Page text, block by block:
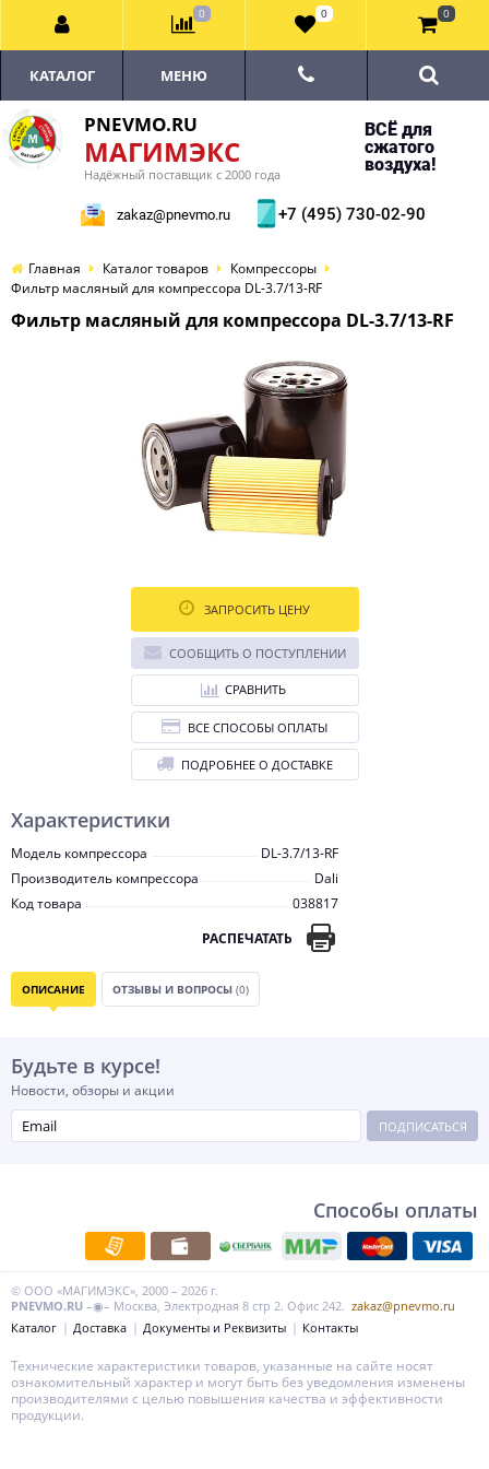
PNEVMO.RU
МАГИМЭКС
Надёжный поставщик с 2000 года
ВСЁ для
сжатого
воздуха!
zakaz@pnevmo.ru +7 (495) 730-02-90
КАТАЛОГ МЕНЮ
Главная Каталог товаров
Компрессоры
Фильтр масляный для компрессора DL-3.7/13-RF
Фильтр масляный для компрессора DL-3.7/13-RF
Характеристики
Модель компрессора
DL-3.7/13-RF
Производитель компрессора
Dali
Код товара
038817
РАСПЕЧАТАТЬ
ЗАПРОСИТЬ ЦЕНУ
СООБЩИТЬ О ПОСТУПЛЕНИИ
СРАВНИТЬ
ВСЕ СПОСОБЫ ОПЛАТЫ
ПОДРОБНЕЕ О ДОСТАВКЕ
ОПИСАНИЕ ОТЗЫВЫ И ВОПРОСЫ (0)
Будьте в курсе!
Новости, обзоры и акции
ПОДПИСАТЬСЯ
Способы оплаты
© ООО «МАГИМЭКС», 2000 – 2026 г.
PNEVMO.RU –◉– Москва, Электродная 8 стр 2. Офис 242. zakaz@pnevmo.ru
Каталог
Доставка Документы и Реквизиты Контакты
0 0 0
Технические характеристики товаров, указанные на сайте носят
ознакомительный характер и могут быть без уведомления изменены
производителями с целью повышения качества и эффективности
продукции.